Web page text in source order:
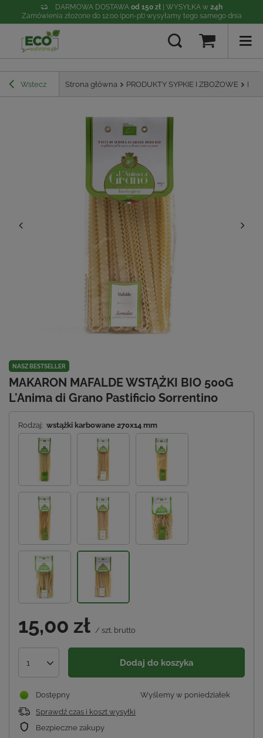
DARMOWA DOSTAWA od 150 zł | WYSYŁKA w 24h
Zamówienia złożone do 12:00 (pon-pt) wysyłamy tego samego dnia
Wstecz Strona główna PRODUKTY SYPKIE I ZBOŻOWE
NASZ BESTSELLER
MAKARON MAFALDE WSTĄŻKI BIO 500G
L'Anima di Grano Pastificio Sorrentino
Rodzaj: wstążki karbowane 270x14 mm
15,00 zł / szt. brutto
1 Dodaj do koszyka
Wyślemy w poniedziałek
Dostępny
Sprawdź czas i koszt wysyłki
Bezpieczne zakupy